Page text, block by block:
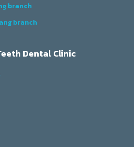
branch
branch
Dental Clinic